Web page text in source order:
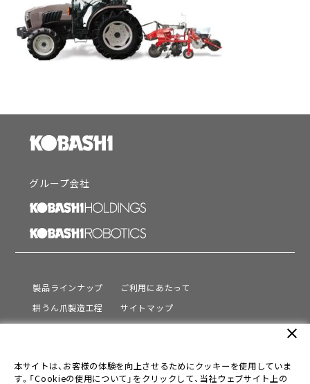
グループ会社
製品ラインナップ
耕うん爪製造工程
サポート
会社情報
ご利用にあたって
サイトマップ
プライバシーポリシー
本サイトは、お客様の体験を向上させるためにクッキーを使用していま
す。「Cookieの使用について」をクリックして、当社ウェブサイト上の
close